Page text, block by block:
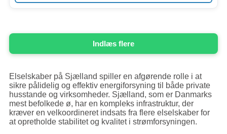
Indlæs flere
Elselskaber på Sjælland spiller en afgørende rolle i at
sikre pålidelig og effektiv energiforsyning til både private
husstande og virksomheder. Sjælland, som er Danmarks
mest befolkede ø, har en kompleks infrastruktur, der
kræver en velkoordineret indsats fra flere elselskaber for
at opretholde stabilitet og kvalitet i strømforsyningen.